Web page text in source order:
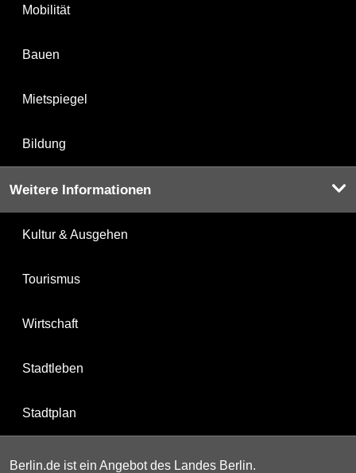
Mobilität
Bauen
Mietspiegel
Bildung
Weitere Informationen
Kultur & Ausgehen
Tourismus
Wirtschaft
Stadtleben
Stadtplan
Berlin.de ist ein Angebot des Landes Berlin.